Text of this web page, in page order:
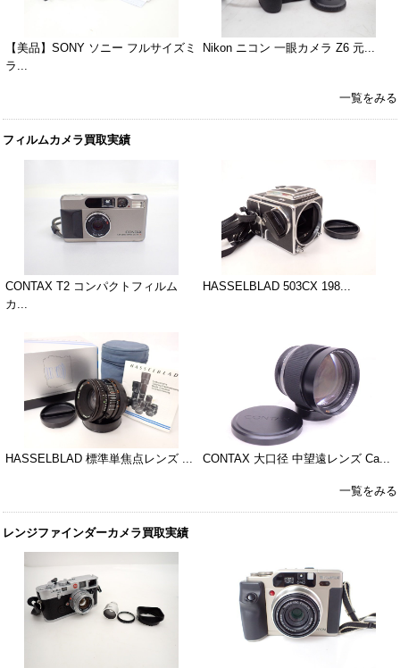
【美品】SONY ソニー フルサイズミ
ラ...
Nikon ニコン 一眼カメラ Z6 元...
一覧をみる
フィルムカメラ買取実績
CONTAX T2 コンパクトフィルム
カ...
HASSELBLAD 503CX 198...
HASSELBLAD 標準単焦点レンズ ... CONTAX 大口径 中望遠レンズ Ca...
一覧をみる
レンジファインダーカメラ買取実績